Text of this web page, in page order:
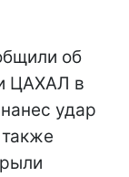
об
ЦАХАЛ в
удар